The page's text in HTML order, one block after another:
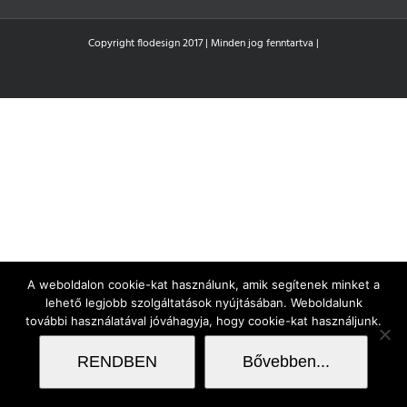
Copyright flodesign 2017 | Minden jog fenntartva |
A weboldalon cookie-kat használunk, amik segítenek minket a
lehető legjobb szolgáltatások nyújtásában. Weboldalunk
további használatával jóváhagyja, hogy cookie-kat használjunk.
RENDBEN Bővebben...